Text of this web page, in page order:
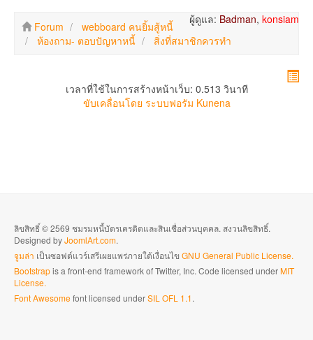
ผู้ดูแล: Badman, konsiam
Forum
webboard คนยิ้มสู้หนี้
ห้องถาม- ตอบปัญหาหนี้
สิ่งที่สมาชิกควรทำ
เวลาที่ใช้ในการสร้างหน้าเว็บ: 0.513 วินาที
ขับเคลื่อนโดย ระบบฟอรัม Kunena
ลิขสิทธิ์ © 2569 ชมรมหนี้บัตรเครดิตและสินเชื่อส่วนบุคคล. สงวนลิขสิทธิ์.
Designed byJoomlArt.com.
จูมล่า เป็นซอฟต์แวร์เสรีเผยแพร่ภายใต้เงื่อนไข GNU General Public License.
Bootstrapis a front-end framework of Twitter, Inc. Code licensed underMIT
License.
Font Awesomefont licensed underSIL OFL 1.1.